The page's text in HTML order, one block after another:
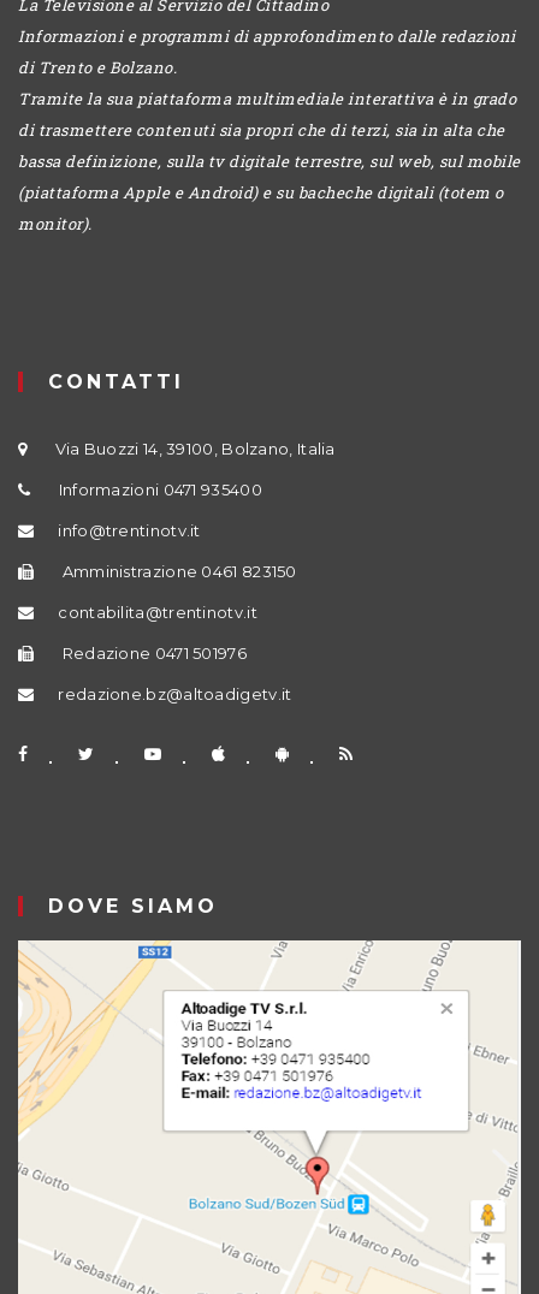
La Televisione al Servizio del Cittadino
Informazioni e programmi di approfondimento dalle redazioni
di Trento e Bolzano.
Tramite la sua piattaforma multimediale interattiva è in grado
di trasmettere contenuti sia propri che di terzi, sia in alta che
bassa definizione, sulla tv digitale terrestre, sul web, sul mobile
(piattaforma Apple e Android) e su bacheche digitali (totem o
monitor).
CONTATTI
Via Buozzi 14, 39100, Bolzano, Italia
Informazioni 0471 935400
info@trentinotv.it
Amministrazione 0461 823150
contabilita@trentinotv.it
Redazione 0471 501976
redazione.bz@altoadigetv.it
DOVE SIAMO